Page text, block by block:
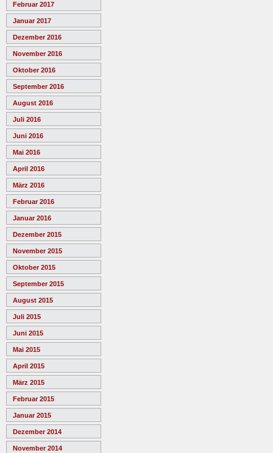
Februar 2017
Januar 2017
Dezember 2016
November 2016
Oktober 2016
September 2016
August 2016
Juli 2016
Juni 2016
Mai 2016
April 2016
März 2016
Februar 2016
Januar 2016
Dezember 2015
November 2015
Oktober 2015
September 2015
August 2015
Juli 2015
Juni 2015
Mai 2015
April 2015
März 2015
Februar 2015
Januar 2015
Dezember 2014
November 2014